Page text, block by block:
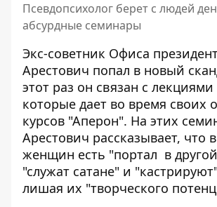
Псевдопсихолог берет с людей
абсурдные семинары
Экс-советник Офиса
Арестович попал в новый
этот раз он связан с лекциями
которые дает во время своих
курсов "Аперон". На этих
Арестович рассказывает, что
женщин есть "портал в
"служат сатане" и
лишая их "творческого